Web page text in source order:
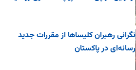
نگرانی رهبران کلیساها از مقررات جدید
رسانه‌ای در پاکستان